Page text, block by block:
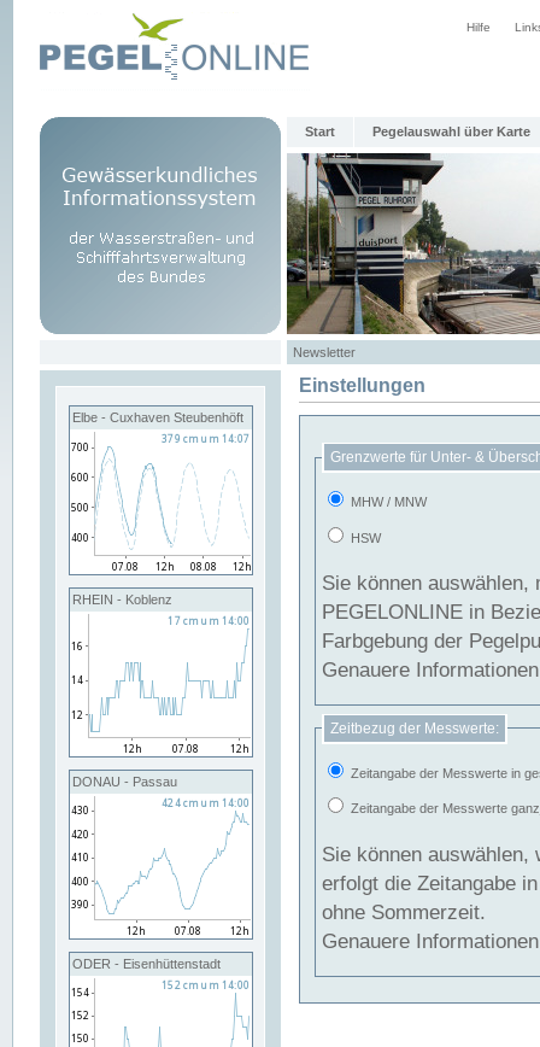
Hilfe
Start Pegelauswahl über Karte
Newsletter
Elbe - Cuxhaven Steubenhöft
RHEIN - Koblenz
DONAU - Passau
ODER - Eisenhüttenstadt
Einstellungen
Grenzwerte für Unter- &
MHW / MNW
HSW
Sie können
PEGELONLINE in Beziehung
Farbgebung der
Genauere
Zeitbezug der Messwerte:
Zeitangabe der Messwerte in
Zeitangabe der Messwerte
Sie können auswählen,
erfolgt die Zeitangabe
ohne Sommerzeit.
Genauere